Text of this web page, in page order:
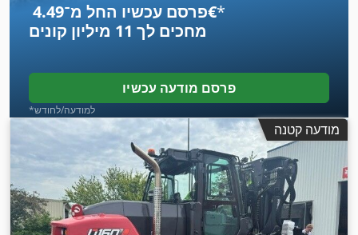
פרסם עכשיו החל מ־‏4.49 ‏€*
מחכים לך 11 מיליון קונים
פרסם מודעה עכשיו
*למודעה/לחודש
מודעה קטנה